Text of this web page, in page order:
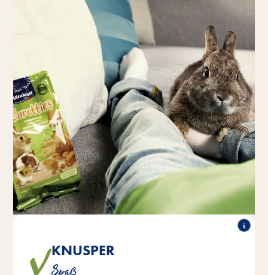
KNUSPER
Die leckeren Sticks aus sonnengereiftem Getreide und
köstlicher Karotte laden zum Knupsern ein.